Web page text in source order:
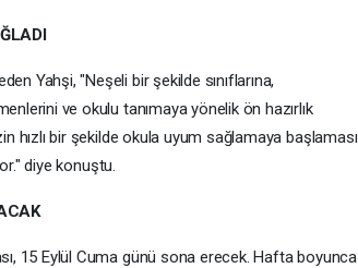
Yahşi, "Neşeli bir şekilde sınıflarına,
ve okulu tanımaya yönelik ön hazırlık
hızlı bir şekilde okula uyum sağlamaya başlaması
diye konuştu.
15 Eylül Cuma günü sona erecek. Hafta boyunca